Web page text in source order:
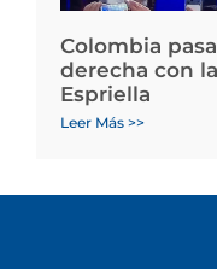
Colombia
derecha con
Espriella
Leer Más >>